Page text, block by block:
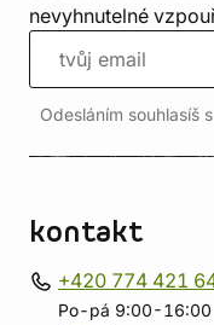
nevyhnutelné
Odesláním souhlasíš
kontakt
+420 774 421
Po-pá 9:00-16:00